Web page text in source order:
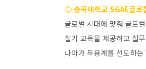
◎ 송곡대학교 SGAE글로
글로벌 시대에 맞춰 글로컬
실기 교육을 제공하고 실
나아가 무용계를 선도하